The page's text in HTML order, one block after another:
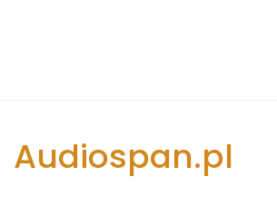
Audiospan.pl